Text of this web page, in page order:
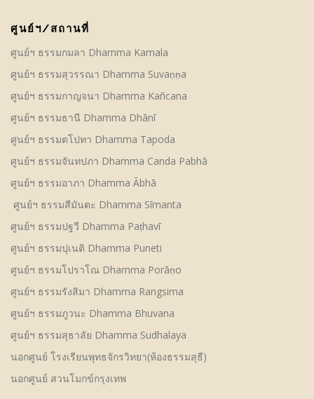
ศูนย์ฯ/สถานที่
ศูนย์ฯ ธรรมกมลา Dhamma Kamala
ศูนย์ฯ ธรรมสุวรรณา Dhamma Suvaṇṇa
ศูนย์ฯ ธรรมกาญจนา Dhamma Kañcana
ศูนย์ฯ ธรรมธานี Dhamma Dhānī
ศูนย์ฯ ธรรมตโปทา Dhamma Tapoda
ศูนย์ฯ ธรรมจันทปภา Dhamma Canda Pabhā
ศูนย์ฯ ธรรมอาภา Dhamma Ābhā
ศูนย์ฯ ธรรมสีมันตะ Dhamma Sīmanta
ศูนย์ฯ ธรรมปฐวี Dhamma Paṭhavī
ศูนย์ฯ ธรรมปุเนติ Dhamma Puneti
ศูนย์ฯ ธรรมโปราโณ Dhamma Porāṇo
ศูนย์ฯ ธรรมรังสิมา Dhamma Rangsima
ศูนย์ฯ ธรรมภูวนะ Dhamma Bhuvana
ศูนย์ฯ ธรรมสุธาลัย Dhamma Sudhalaya
นอกศูนย์ โรงเรียนพุทธจักรวิทยา(ห้องธรรมสุธี)
นอกศูนย์ สวนโมกข์กรุงเทพ